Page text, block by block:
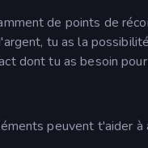
de points de
tu as la
dont tu as besoin
peuvent t'aider à